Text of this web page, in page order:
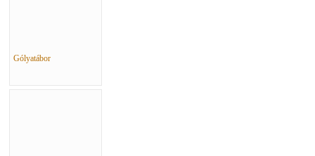
Gólyatábor